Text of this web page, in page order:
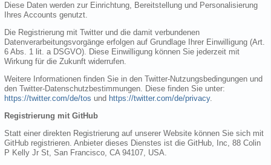
Diese Daten werden zur Einrichtung, Bereitstellung und Personalisierung
Ihres Accounts genutzt.
Die Registrierung mit Twitter und die damit verbundenen
Datenverarbeitungsvorgänge erfolgen auf Grundlage Ihrer Einwilligung (Art.
6 Abs. 1 lit. a DSGVO). Diese Einwilligung können Sie jederzeit mit
Wirkung für die Zukunft widerrufen.
Weitere Informationen finden Sie in den Twitter-Nutzungsbedingungen und
den Twitter-Datenschutzbestimmungen. Diese finden Sie unter:
https://twitter.com/de/tos und https://twitter.com/de/privacy.
Registrierung mit GitHub
Statt einer direkten Registrierung auf unserer Website können Sie sich mit
GitHub registrieren. Anbieter dieses Dienstes ist die GitHub, Inc, 88 Colin
P Kelly Jr St, San Francisco, CA 94107, USA.